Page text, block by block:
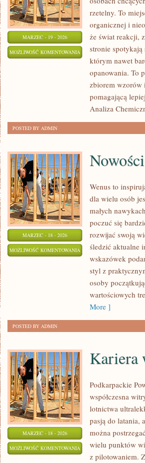
MARZEC - 19 - 2026
MOŻLIWOŚĆ KOMENTOWANIA CHEMIA
rzetelny. To
organicznej i
że świat reakcji,
stronie spotykają
którym nawet
opanowania. To
zbiorem wzorów
pomagającą
Analiza
POSTED BY ADMIN
MARZEC - 18 - 2026
MOŻLIWOŚĆ KOMENTOWANIA NOWOŚCI
KOSMETYCZNE
Wenus to
dla wielu osób
małych
poczuć się
rozwijać swoją
śledzić aktualne
wskazówek
styl z
osoby
wartościowych
More ]
POSTED BY ADMIN
MARZEC - 18 - 2026
MOŻLIWOŚĆ KOMENTOWANIA KARIERA
Kariera
Podkarpackie
współczesna
lotnictwa
pasją do latania,
można
wielu punktów
z pilotowaniem.